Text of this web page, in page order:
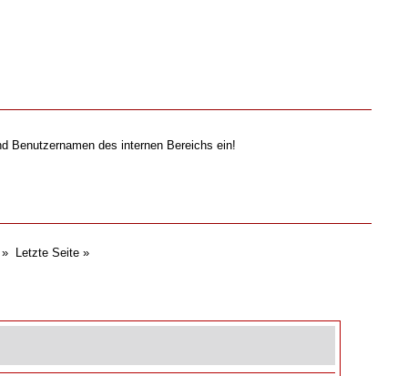
Benutzernamen des internen Bereichs ein!
» Letzte Seite »